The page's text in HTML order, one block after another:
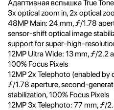
Адаптивная вспышка True Tone
3x optical zoom in, 2x optical
48MP Main: 24 mm, ƒ/1.78
sensor‑shift optical image
support for
12MP Ultra Wide: 13 mm, ƒ/2.2
100% Focus Pixels
12MP 2x Telephoto (enabled by
ƒ/1.78 aperture,
stabilization, 100% Focus Pixels
12MP 3x Telephoto: 77 mm, ƒ/